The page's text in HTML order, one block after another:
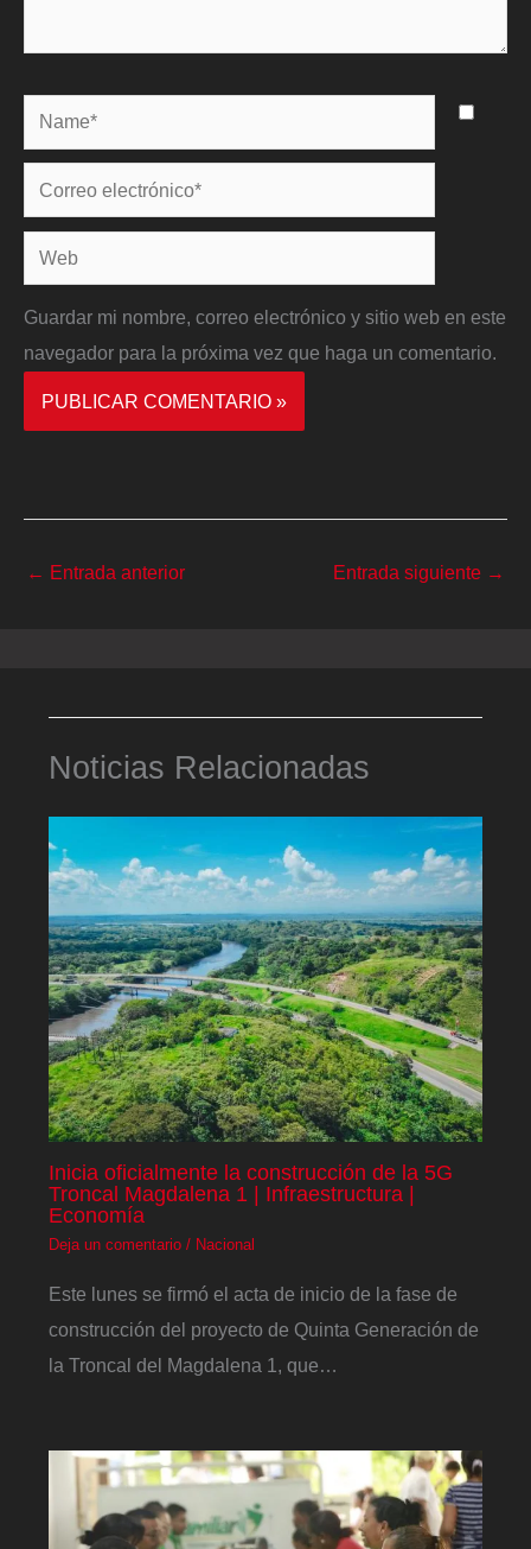
Name*
Correo
electrónico*
Web
Guardar mi nombre, correo electrónico y sitio web en este
navegador para la próxima vez que haga un comentario.
← Entrada anterior Entrada siguiente →
Noticias Relacionadas
Inicia oficialmente la construcción de la 5G
Troncal Magdalena 1 | Infraestructura |
Economía
Deja un comentario / Nacional
Este lunes se firmó el acta de inicio de la fase de
construcción del proyecto de Quinta Generación de
la Troncal del Magdalena 1, que…